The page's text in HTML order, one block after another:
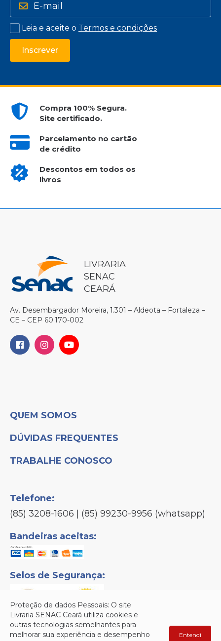
Leia e aceite o Termos e condições
Inscrever
Compra 100% Segura.
Site certificado.
Parcelamento no cartão
de crédito
Descontos em todos os
livros
LIVRARIA
SENAC
CEARÁ
Av. Desembargador Moreira, 1.301 – Aldeota – Fortaleza –
CE – CEP 60.170-002
QUEM SOMOS
DÚVIDAS FREQUENTES
TRABALHE CONOSCO
Telefone:
(85) 3208-1606 | (85) 99230-9956 (whatsapp)
Bandeiras aceitas:
Selos de Segurança:
Proteção de dados Pessoais: O site
Livraria SENAC Ceará utiliza cookies e
outras tecnologias semelhantes para
melhorar sua experiência e desempenho
Entendi